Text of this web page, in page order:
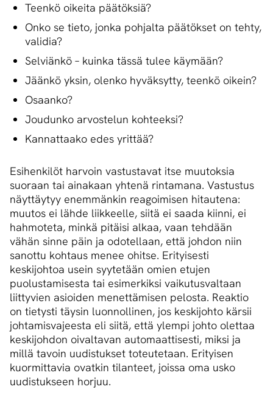
Teenkö oikeita päätöksiä?
Onko se tieto, jonka pohjalta päätökset on tehty,
validia?
Selviänkö – kuinka tässä tulee käymään?
Jäänkö yksin, olenko hyväksytty, teenkö oikein?
Osaanko?
Joudunko arvostelun kohteeksi?
Kannattaako edes yrittää?
Esihenkilöt harvoin vastustavat itse muutoksia
suoraan tai ainakaan yhtenä rintamana. Vastustus
näyttäytyy enemmänkin reagoimisen hitautena:
muutos ei lähde liikkeelle, siitä ei saada kiinni, ei
hahmoteta, minkä pitäisi alkaa, vaan tehdään
vähän sinne päin ja odotellaan, että johdon niin
sanottu kohtaus menee ohitse. Erityisesti
keskijohtoa usein syytetään omien etujen
puolustamisesta tai esimerkiksi vaikutusvaltaan
liittyvien asioiden menettämisen pelosta. Reaktio
on tietysti täysin luonnollinen, jos keskijohto kärsii
johtamisvajeesta eli siitä, että ylempi johto olettaa
keskijohdon oivaltavan automaattisesti, miksi ja
millä tavoin uudistukset toteutetaan. Erityisen
kuormittavia ovatkin tilanteet, joissa oma usko
uudistukseen horjuu.